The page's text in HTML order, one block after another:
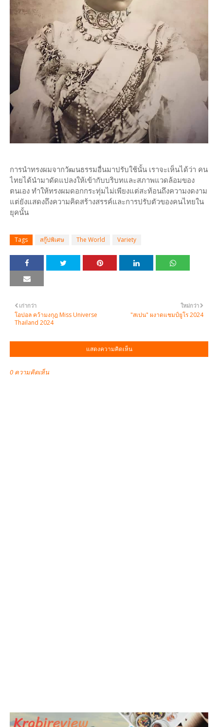
การนำทรงผมจากวัฒนธรรมอื่นมาปรับใช้นั้น เราจะเห็นได้ว่า คน
ไทยได้นำมาดัดแปลงให้เข้ากับบริบทและสภาพแวดล้อมของ
ตนเอง ทำให้ทรงผมดอกกระทุ่มไม่เพียงแต่สะท้อนถึงความงดงาม
แต่ยังแสดงถึงความคิดสร้างสรรค์และการปรับตัวของคนไทยใน
ยุคนั้น
Tags สกู๊ปพิเศษ The World Variety
ใหม่กว่า
"สเปน" ผงาดแชมป์ยูโร 2024
เก่ากว่า
โอปอล คว้ามงกุฎ Miss Universe
Thailand 2024
แสดงความคิดเห็น
0 ความคิดเห็น